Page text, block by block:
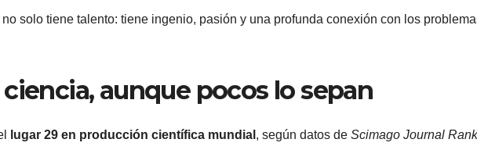
solo tiene talento: tiene ingenio, pasión y una profunda conexión con los
ciencia, aunque pocos lo sepan
lugar 29 en producción científica mundial , según datos de Scimago Journal